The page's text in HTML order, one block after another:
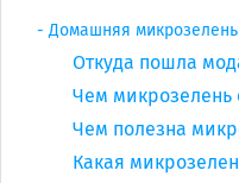
Домашняя микрозелень
Откуда пошла
Чем микрозелень
Чем полезна
Какая